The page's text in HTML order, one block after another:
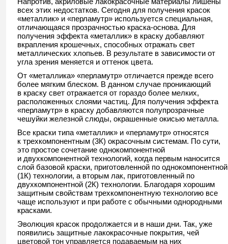
всех этих недостатков. Сегодня для получения красок
«металлик» и «перламутр» используется специальная,
отличающаяся прозрачностью краска-основа. Для
получения эффекта «металлик» в краску добавляют
вкрапления крошечных, способных отражать свет
металлических хлопьев. В результате в зависимости от
угла зрения меняется и оттенок цвета.
От «металлика» «перламутр» отличается прежде всего
более мягким блеском. В данном случае проникающий
в краску свет отражается от гораздо более мелких,
расположенных слоями частиц. Для получения эффекта
«перламутр» в краску добавляются полупрозрачные
чешуйки железной слюды, окрашенные окисью металла.
Все краски типа «металлик» и «перламутр» относятся
к трехкомпонентным (3К) окрасочным системам. По сути,
это простое сочетание однокомпонентной
и двухкомпонентной технологий, когда первым наносится
слой базовой краски, приготовленной по однокомпонентной
(1К) технологии, а вторым лак, приготовленный по
двухкомпонентной (2К) технологии. Благодаря хорошим
защитным свойствам трехкомпонентную технологию все
чаще используют и при работе с обычными однородными
красками.
Эволюция красок продолжается и в наши дни. Так, уже
появились защитные лакокрасочные покрытия, чей
цветовой тон управляется подаваемым на них